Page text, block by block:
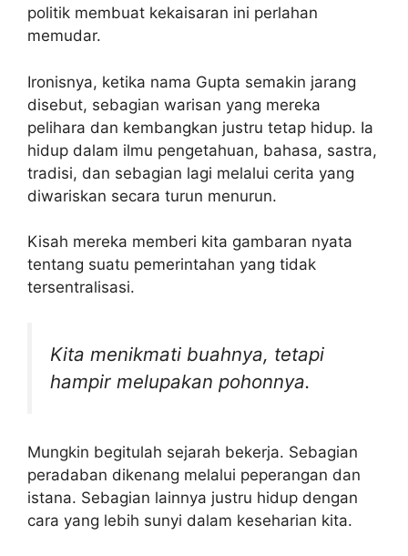
politik membuat kekaisaran ini perlahan
memudar.
Ironisnya, ketika nama Gupta semakin jarang
disebut, sebagian warisan yang mereka
pelihara dan kembangkan justru tetap hidup. Ia
hidup dalam ilmu pengetahuan, bahasa, sastra,
tradisi, dan sebagian lagi melalui cerita yang
diwariskan secara turun menurun.
Kisah mereka memberi kita gambaran nyata
tentang suatu pemerintahan yang tidak
tersentralisasi.
Kita menikmati buahnya, tetapi
hampir melupakan pohonnya.
Mungkin begitulah sejarah bekerja. Sebagian
peradaban dikenang melalui peperangan dan
istana. Sebagian lainnya justru hidup dengan
cara yang lebih sunyi dalam keseharian kita.